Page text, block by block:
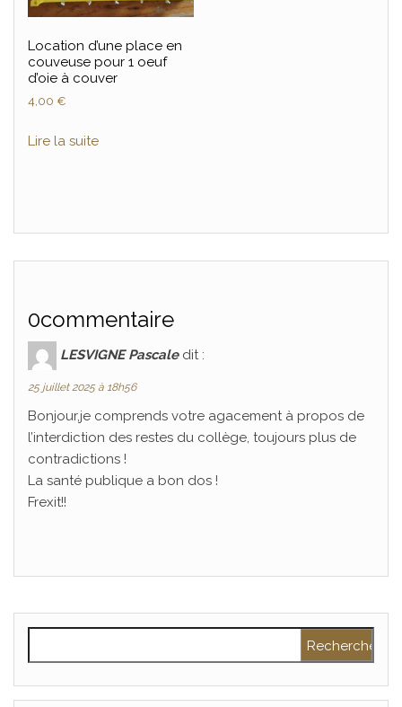
Location d’une place en
couveuse pour 1 oeuf
d’oie à couver
4,00 €
Lire la suite
0commentaire
LESVIGNE Pascale dit :
25 juillet 2025 à 18h56
Bonjour,je comprends votre agacement à propos de
l’interdiction des restes du collège, toujours plus de
contradictions !
La santé publique a bon dos !
Frexit!!